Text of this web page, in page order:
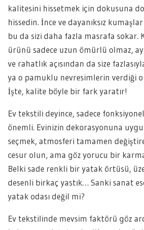
kalitesini hissetmek için dokusuna
hissedin. İnce ve dayanıksız
bu da sizi daha fazla masrafa
ürünü sadece uzun ömürlü olmaz,
ve rahatlık açısından da size
ya o pamuklu nevresimlerin verdiği o
İşte, kalite böyle bir fark yaratır!
Ev tekstili deyince, sadece
önemli. Evinizin dekorasyonuna
seçmek, atmosferi tamamen
cesur olun, ama göz yorucu bir
Belki sade renkli bir yatak örtüsü,
desenli birkaç yastık… Sanki sanat
yatak odası değil mi?
Ev tekstilinde mevsim faktörü göz